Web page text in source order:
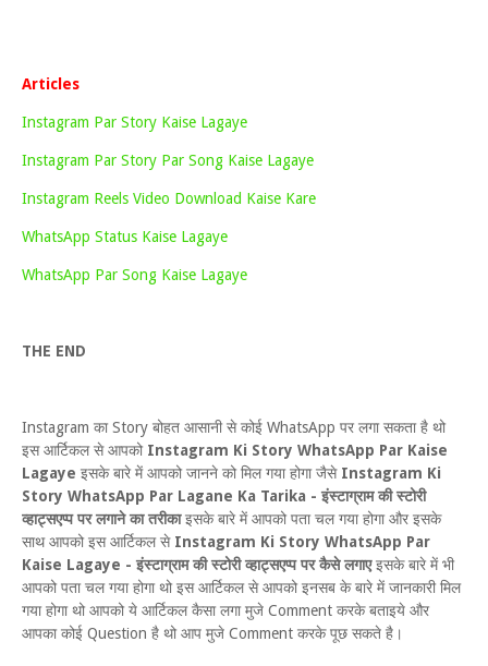
Articles
Instagram Par Story Kaise Lagaye
Instagram Par Story Par Song Kaise Lagaye
Instagram Reels Video Download Kaise Kare
WhatsApp Status Kaise Lagaye
WhatsApp Par Song Kaise Lagaye
THE END
Instagram का Story बोहत आसानी से कोई WhatsApp पर लगा सकता है थो
इस आर्टिकल से आपको Instagram Ki Story WhatsApp Par Kaise
Lagaye इसके बारे में आपको जानने को मिल गया होगा जैसे Instagram Ki
Story WhatsApp Par Lagane Ka Tarika - इंस्टाग्राम की स्टोरी
व्हाट्सएप्प पर लगाने का तरीकाइसके बारे में आपको पता चल गया होगा और इसके
साथ आपको इस आर्टिकल से Instagram Ki Story WhatsApp Par
Kaise Lagaye - इंस्टाग्राम की स्टोरी व्हाट्सएप्प पर कैसे लगाएइसके बारे में भी
आपको पता चल गया होगा थो इस आर्टिकल से आपको इनसब के बारे में जानकारी मिल
गया होगा थो आपको ये आर्टिकल कैसा लगा मुजे Comment करके बताइये और
आपका कोई Question है थो आप मुजे Comment करके पूछ सकते है।